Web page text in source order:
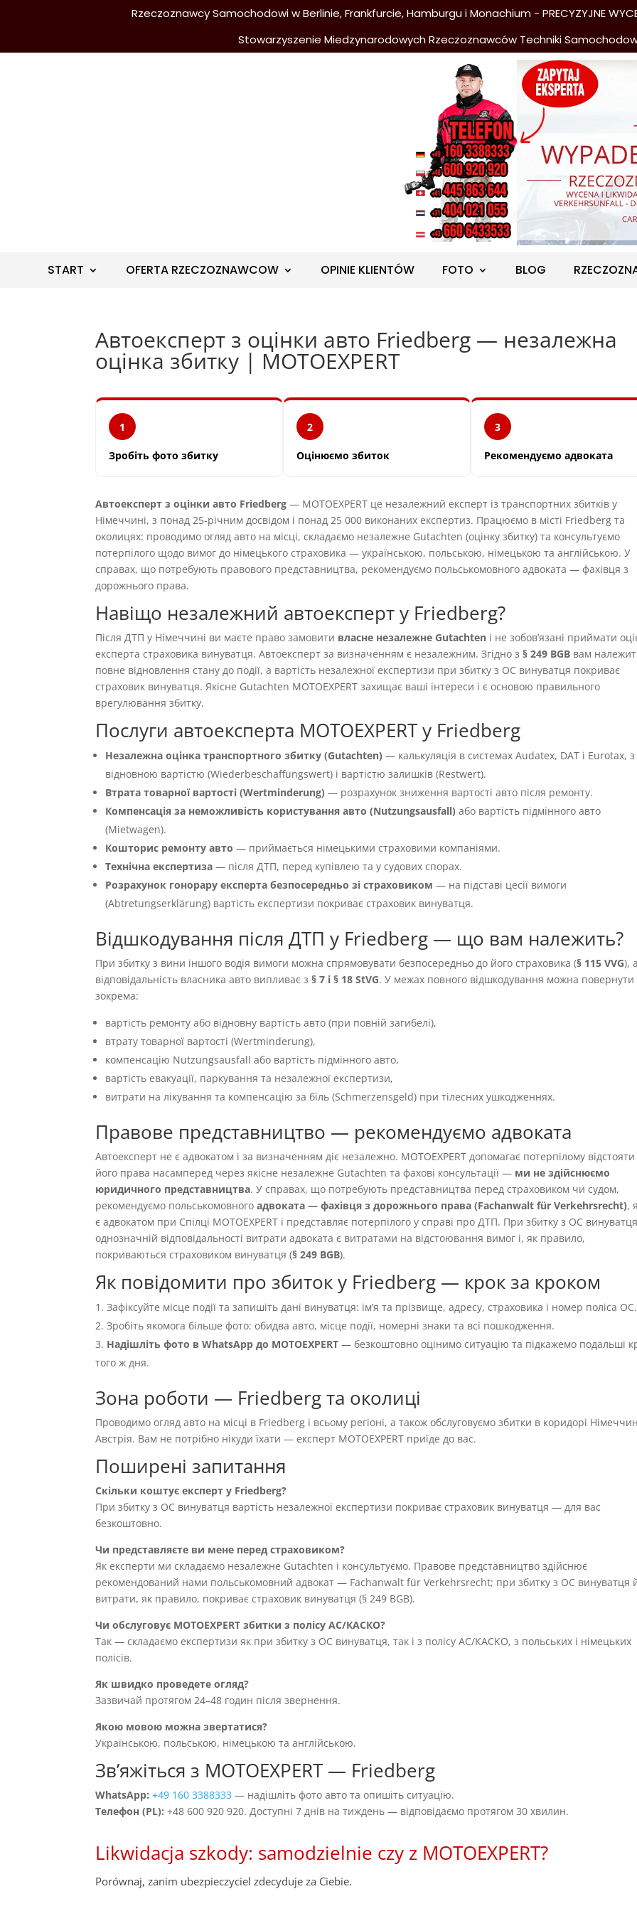
Rzeczoznawcy Samochodowi w Berlinie, Frankfurcie, Hamburgu i Monachium - PRECYZYJNE
Stowarzyszenie Miedzynarodowych Rzeczoznawców Techniki
START OFERTA RZECZOZNAWCOW OPINIE KLIENTÓW FOTO BLOG
Автоексперт з оцінки авто Friedberg — незалежна
оцінка збитку | MOTOEXPERT
1
Зробіть фото збитку
2
Оцінюємо збиток
3
Рекомендуємо адвоката
Автоексперт з оцінки авто Friedberg — MOTOEXPERT це незалежний експерт із транспортних збитків у
Німеччині, з понад 25-річним досвідом і понад 25 000 виконаних експертиз. Працюємо в місті Friedberg та
околицях: проводимо огляд авто на місці, складаємо незалежне Gutachten (оцінку збитку) та консультуємо
потерпілого щодо вимог до німецького страховика — українською, польською, німецькою та англійською. У
справах, що потребують правового представництва, рекомендуємо польськомовного адвоката — фахівця з
дорожнього права.
Навіщо незалежний автоексперт у Friedberg?
Після ДТП у Німеччині ви маєте право замовити власне незалежне Gutachten і не зобовʼязані приймати
експерта страховика винуватця. Автоексперт за визначенням є незалежним. Згідно з§ 249 BGB вам
повне відновлення стану до події, а вартість незалежної експертизи при збитку з OC винуватця покриває
страховик винуватця. Якісне Gutachten MOTOEXPERT захищає ваші інтереси і є основою правильного
врегулювання збитку.
Послуги автоексперта MOTOEXPERT у Friedberg
Незалежна оцінка транспортного збитку (Gutachten) — калькуляція в системах Audatex, DAT і Eurotax, з
відновною вартістю (Wiederbeschaffungswert) і вартістю залишків (Restwert).
Втрата товарної вартості (Wertminderung) — розрахунок зниження вартості авто після ремонту.
Компенсація за неможливість користування авто (Nutzungsausfall) або вартість підмінного авто
(Mietwagen).
Кошторис ремонту авто — приймається німецькими страховими компаніями.
Технічна експертиза — після ДТП, перед купівлею та у судових спорах.
Розрахунок гонорару експерта безпосередньо зі страховиком — на підставі цесії вимоги
(Abtretungserklärung) вартість експертизи покриває страховик винуватця.
Відшкодування після ДТП у Friedberg — що вам належить?
При збитку з вини іншого водія вимоги можна спрямовувати безпосередньо до його страховика (§ 115 VVG), а
відповідальність власника авто випливає з§ 7 і § 18 StVG. У межах повного відшкодування можна повернути
зокрема:
вартість ремонту або відновну вартість авто (при повній загибелі),
втрату товарної вартості (Wertminderung),
компенсацію Nutzungsausfall або вартість підмінного авто,
вартість евакуації, паркування та незалежної експертизи,
витрати на лікування та компенсацію за біль (Schmerzensgeld) при тілесних ушкодженнях.
Правове представництво — рекомендуємо адвоката
Автоексперт не є адвокатом і за визначенням діє незалежно. MOTOEXPERT допомагає потерпілому відстояти
його права насамперед через якісне незалежне Gutachten та фахові консультації — ми не здійснюємо
юридичного представництва. У справах, що потребують представництва перед страховиком чи судом,
рекомендуємо польськомовногоадвоката — фахівця з дорожнього права (Fachanwalt für Verkehrsrecht),
є адвокатом при Спілці MOTOEXPERT і представляє потерпілого у справі про ДТП. При збитку з OC
однозначній відповідальності витрати адвоката є витратами на відстоювання вимог і, як правило,
покриваються страховиком винуватця (§ 249 BGB).
Як повідомити про збиток у Friedberg — крок за кроком
Зафіксуйте місце події та запишіть дані винуватця: імʼя та прізвище, адресу, страховика і номер поліса OC.
Зробіть якомога більше фото: обидва авто, місце події, номерні знаки та всі пошкодження.
Надішліть фото в WhatsApp до MOTOEXPERT — безкоштовно оцінимо ситуацію та підкажемо подальші
того ж дня.
Зона роботи — Friedberg та околиці
Проводимо огляд авто на місці в Friedberg і всьому регіоні, а також обслуговуємо збитки в коридорі
Австрія. Вам не потрібно нікуди їхати — експерт MOTOEXPERT приїде до вас.
Поширені запитання
Скільки коштує експерт у Friedberg?
При збитку з OC винуватця вартість незалежної експертизи покриває страховик винуватця — для вас
безкоштовно.
Чи представляєте ви мене перед страховиком?
Як експерти ми складаємо незалежне Gutachten і консультуємо. Правове представництво здійснює
рекомендований нами польськомовний адвокат — Fachanwalt für Verkehrsrecht; при збитку з OC винуватця
витрати, як правило, покриває страховик винуватця (§ 249 BGB).
Чи обслуговує MOTOEXPERT збитки з полісу AC/КАСКО?
Так — складаємо експертизи як при збитку з OC винуватця, так і з полісу AC/КАСКО, з польських і німецьких
полісів.
Як швидко проведете огляд?
Зазвичай протягом 24–48 годин після звернення.
Якою мовою можна звертатися?
Українською, польською, німецькою та англійською.
Звʼяжіться з MOTOEXPERT — Friedberg
WhatsApp: +49 160 3388333 — надішліть фото авто та опишіть ситуацію.
Телефон (PL): +48 600 920 920. Доступні 7 днів на тиждень — відповідаємо протягом 30 хвилин.
Likwidacja szkody: samodzielnie czy z MOTOEXPERT?
Porównaj, zanim ubezpieczyciel zdecyduje za Ciebie.